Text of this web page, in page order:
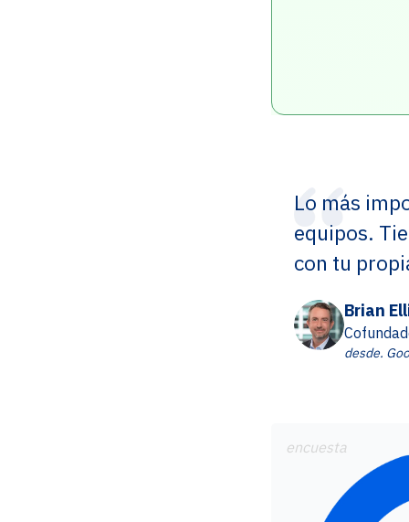
Lo más
equipos.
con tu
Brian
desde.
encuesta